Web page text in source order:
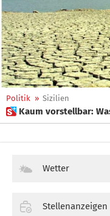
Politik » Sizilien
 Kaum vorstellbar:
Wetter
Stellenanzeigen